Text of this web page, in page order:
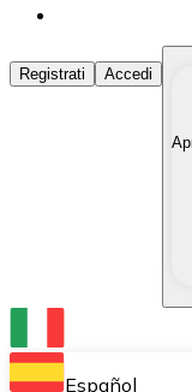
Acquista
Acquista le
Converti le
Scambia una
Conserva le
Registrati Accedi
Español